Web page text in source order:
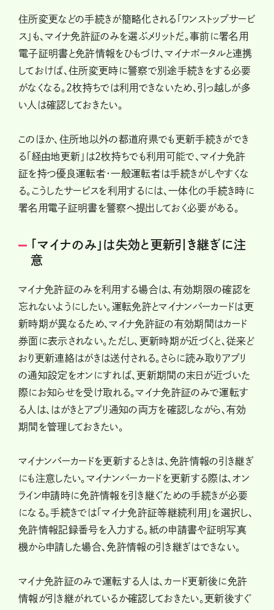
住所変更などの手続きが簡略化される「ワンストップサービ
ス」も、マイナ免許証のみを選ぶメリットだ。事前に署名用
電子証明書と免許情報をひもづけ、マイナポータルと連携
しておけば、住所変更時に警察で別途手続きをする必要
がなくなる。2枚持ちでは利用できないため、引っ越しが多
い人は確認しておきたい。
このほか、住所地以外の都道府県でも更新手続きができ
る「経由地更新」は2枚持ちでも利用可能で、マイナ免許
証を持つ優良運転者・一般運転者は手続きがしやすくな
る。こうしたサービスを利用するには、一体化の手続き時に
署名用電子証明書を警察へ提出しておく必要がある。
「マイナのみ」は失効と更新引き継ぎに注
意
マイナ免許証のみを利用する場合は、有効期限の確認を
忘れないようにしたい。運転免許とマイナンバーカードは更
新時期が異なるため、マイナ免許証の有効期間はカード
券面に表示されない。ただし、更新時期が近づくと、従来ど
おり更新連絡はがきは送付される。さらに読み取りアプリ
の通知設定をオンにすれば、更新期間の末日が近づいた
際にお知らせを受け取れる。マイナ免許証のみで運転す
る人は、はがきとアプリ通知の両方を確認しながら、有効
期間を管理しておきたい。
マイナンバーカードを更新するときは、免許情報の引き継ぎ
にも注意したい。マイナンバーカードを更新する際は、オン
ライン申請時に免許情報を引き継ぐための手続きが必要
になる。手続きでは「マイナ免許証等継続利用」を選択し、
免許情報記録番号を入力する。紙の申請書や証明写真
機から申請した場合、免許情報の引き継ぎはできない。
マイナ免許証のみで運転する人は、カード更新後に免許
情報が引き継がれているか確認しておきたい。更新後すぐ